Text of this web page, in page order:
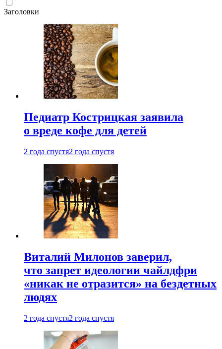
Заголовки
Педиатр Кострицкая заявила
о вреде кофе для детей
2 года спустя2 года спустя
Виталий Милонов заверил,
что запрет идеологии чайлдфри
«никак не отразится» на бездетных
людях
2 года спустя2 года спустя